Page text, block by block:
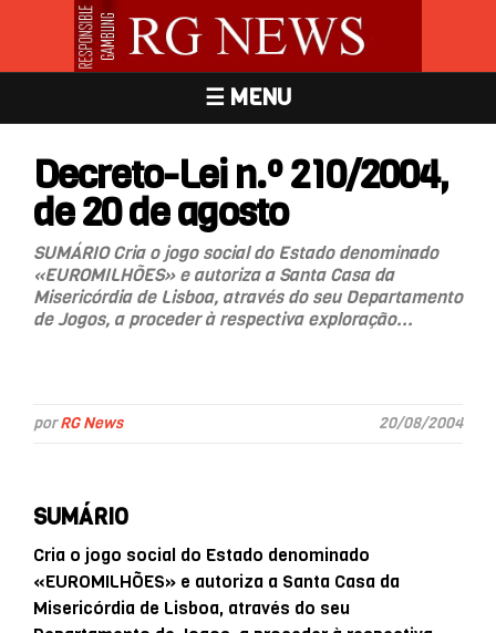
☰ MENU
Decreto-Lei n.º 210/2004,
de 20 de agosto
SUMÁRIO Cria o jogo social do Estado denominado
«EUROMILHÕES» e autoriza a Santa Casa da
Misericórdia de Lisboa, através do seu Departamento
de Jogos, a proceder à respectiva exploração...
porRG News 20/08/2004
SUMÁRIO
Cria o jogo social do Estado denominado
«EUROMILHÕES» e autoriza a Santa Casa da
Misericórdia de Lisboa, através do seu